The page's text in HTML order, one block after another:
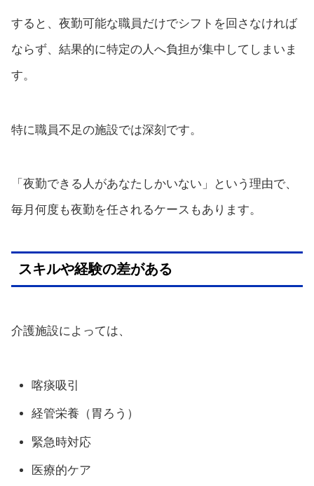
すると、夜勤可能な職員だけでシフトを回さなければ
ならず、結果的に特定の人へ負担が集中してしまいま
す。
特に職員不足の施設では深刻です。
「夜勤できる人があなたしかいない」という理由で、
毎月何度も夜勤を任されるケースもあります。
スキルや経験の差がある
介護施設によっては、
喀痰吸引
経管栄養（胃ろう）
緊急時対応
医療的ケア